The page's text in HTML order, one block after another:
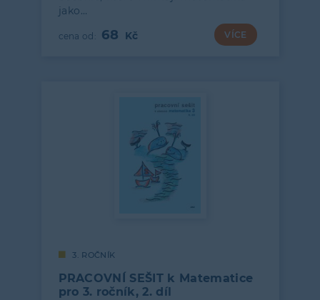
jako…
68 VÍCE
3. ROČNÍK
PRACOVNÍ SEŠIT k Matematice
pro 3. ročník, 2. díl